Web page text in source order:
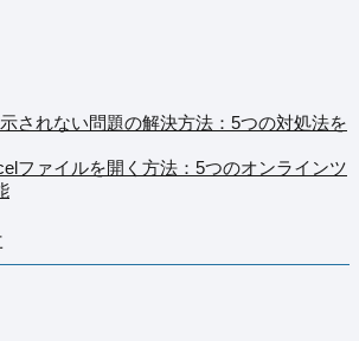
されない問題の解決方法：5つの対処法を
ファイルを開く方法：5つのオンラインツ